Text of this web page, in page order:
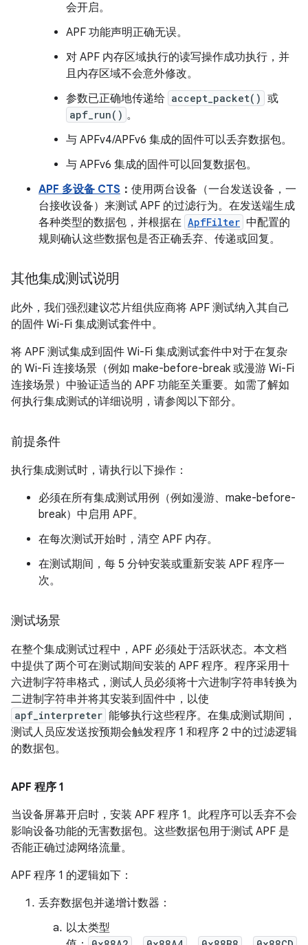
会开启。
APF 功能声明正确无误。
对 APF 内存区域执行的读写操作成功执行，并
且内存区域不会意外修改。
参数已正确地传递给 accept_packet() 或
apf_run() 。
与 APFv4/APFv6 集成的固件可以丢弃数据包。
与 APFv6 集成的固件可以回复数据包。
APF 多设备 CTS ： 使用两台设备（一台发送设备，一
台接收设备）来测试 APF 的过滤行为。在发送端生成
各种类型的数据包，并根据在 ApfFilter 中配置的
规则确认这些数据包是否正确丢弃、传递或回复。
其他集成测试说明
此外，我们强烈建议芯片组供应商将 APF 测试纳入其自己
的固件 Wi-Fi 集成测试套件中。
将 APF 测试集成到固件 Wi-Fi 集成测试套件中对于在复杂
的 Wi-Fi 连接场景（例如 make-before-break 或漫游 Wi-Fi
连接场景）中验证适当的 APF 功能至关重要。如需了解如
何执行集成测试的详细说明，请参阅以下部分。
前提条件
执行集成测试时，请执行以下操作：
必须在所有集成测试用例（例如漫游、make-before-
break）中启用 APF。
在每次测试开始时，清空 APF 内存。
在测试期间，每 5 分钟安装或重新安装 APF 程序一
次。
测试场景
在整个集成测试过程中，APF 必须处于活跃状态。本文档
中提供了两个可在测试期间安装的 APF 程序。程序采用十
六进制字符串格式，测试人员必须将十六进制字符串转换为
二进制字符串并将其安装到固件中，以使
apf_interpreter 能够执行这些程序。在集成测试期间，
测试人员应发送按预期会触发程序 1 和程序 2 中的过滤逻辑
的数据包。
APF 程序 1
当设备屏幕开启时，安装 APF 程序 1。此程序可以丢弃不会
影响设备功能的无害数据包。这些数据包用于测试 APF 是
否能正确过滤网络流量。
APF 程序 1 的逻辑如下：
丢弃数据包并递增计数器：
以太类型